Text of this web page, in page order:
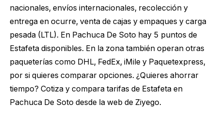
nacionales, envíos internacionales, recolección y
entrega en ocurre, venta de cajas y empaques y carga
pesada (LTL). En Pachuca De Soto hay 5 puntos de
Estafeta disponibles. En la zona también operan otras
paqueterías como DHL, FedEx, iMile y Paquetexpress,
por si quieres comparar opciones. ¿Quieres ahorrar
tiempo? Cotiza y compara tarifas de Estafeta en
Pachuca De Soto desde la web de Ziyego.